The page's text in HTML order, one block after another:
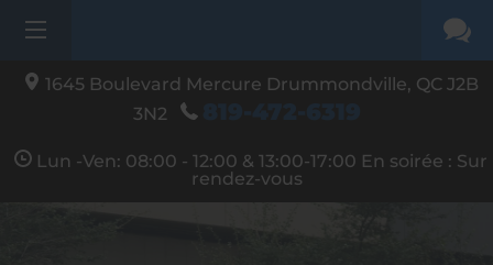
1645 Boulevard Mercure Drummondville, QC J2B
3N2
Lun -Ven: 08:00 - 12:00 & 13:00-17:00 En soirée : Sur
rendez-vous